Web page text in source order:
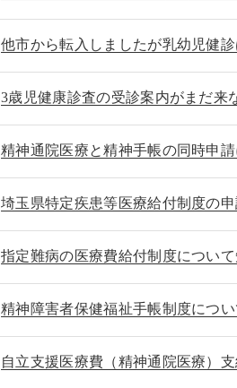
他市から転入しましたが乳幼児健
3歳児健康診査の受診案内がまだ来
精神通院医療と精神手帳の同時申
埼玉県特定疾患等医療給付制度の
指定難病の医療費給付制度について
精神障害者保健福祉手帳制度につい
自立支援医療費（精神通院医療）